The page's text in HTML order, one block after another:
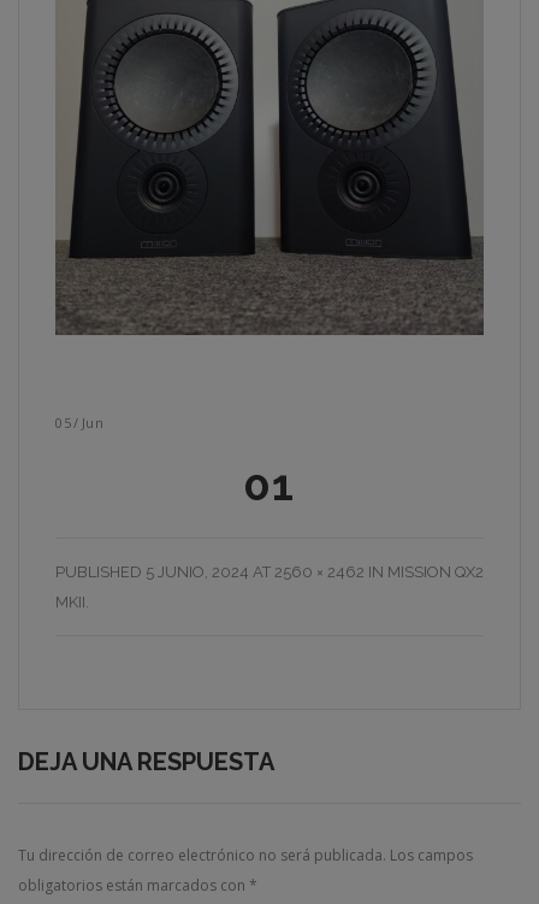
05 / Jun
01
PUBLISHED 5 JUNIO, 2024 AT 2560 × 2462 IN MISSION QX2
MKII
DEJA UNA RESPUESTA
Tu dirección de correo electrónico no será publicada. Los campos
obligatorios están marcados con *